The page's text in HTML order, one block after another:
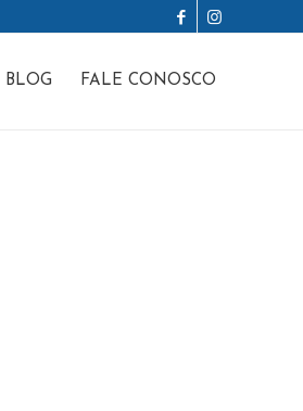
BLOG FALE CONOSCO